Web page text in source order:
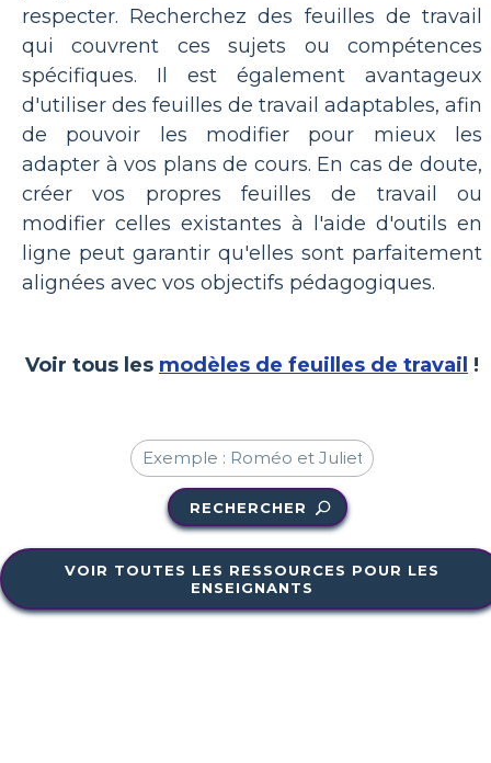
respecter. Recherchez des feuilles de travail
qui couvrent ces sujets ou compétences
spécifiques. Il est également avantageux
d'utiliser des feuilles de travail adaptables, afin
de pouvoir les modifier pour mieux les
adapter à vos plans de cours. En cas de doute,
créer vos propres feuilles de travail ou
modifier celles existantes à l'aide d'outils en
ligne peut garantir qu'elles sont parfaitement
alignées avec vos objectifs pédagogiques.
Voir tous les modèles de feuilles de travail !
RECHERCHER
VOIR TOUTES LES RESSOURCES POUR LES
ENSEIGNANTS